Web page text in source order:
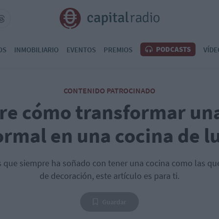
INMOBILIARIO EVENTOS PREMIOS PODCASTS
CONTENIDO PATROCINADO
cómo transformar
en una cocina de
que siempre ha soñado con tener una cocina como las
de decoración, este artículo es para ti.